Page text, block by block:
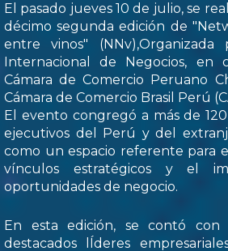
El pasado jueves 10 de julio, se
décimo segunda edición de
entre vinos"
Internacional de Negocios, en
Cámara de Comercio Peruano
Cámara de Comercio Brasil Perú
El evento congregó a más de
ejecutivos del Perú y del
como un espacio referente para
vínculos estratégicos y el
oportunidades de negocio.
En esta edición, se contó con
destacados lÍderes